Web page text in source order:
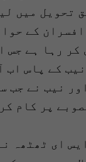
کے
کر رہا ہے
کے پاس
نیب نے جب
پر کام
ای ٹھٹھہ